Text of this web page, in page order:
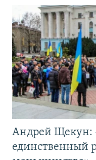
Андрей Щекун:
единственный